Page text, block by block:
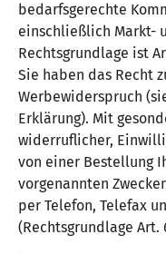
bedarfsgerechte
einschließlich Markt-
Rechtsgrundlage ist
Sie haben das Recht
Werbewiderspruch
Erklärung). Mit
widerruflicher,
von einer Bestellung
vorgenannten
per Telefon, Telefax
(Rechtsgrundlage Art.